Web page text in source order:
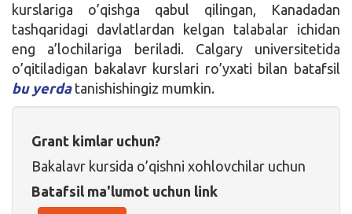
kurslariga o’qishga qabul qilingan, Kanadadan
tashqaridagi davlatlardan kelgan talabalar ichidan
eng a’lochilariga beriladi. Calgary universitetida
o’qitiladigan bakalavr kurslari ro’yxati bilan batafsil
bu yerdatanishishingiz mumkin.
Grant kimlar uchun?
Bakalavr kursida o’qishni xohlovchilar uchun
Batafsil ma'lumot uchun link